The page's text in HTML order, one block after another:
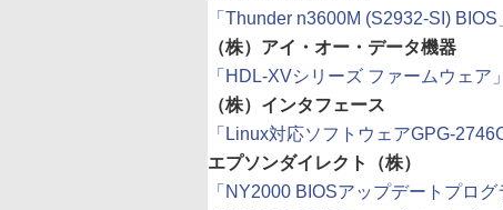
「Thunder n3600M (S2932-SI)
（株）アイ・オー・データ機器
「HDL-XVシリーズ ファームウェア
（株）インタフェース
「Linux対応ソフトウェアGPG-
エプソンダイレクト（株）
「NY2000 BIOSアップデートプロ